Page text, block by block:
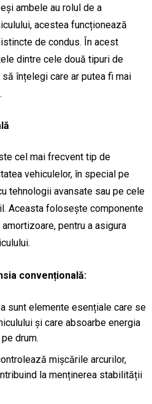
ambele au rolul de a
acestea funcționează
de condus. În acest
dintre cele două tipuri de
înțelegi care ar putea fi mai
cel mai frecvent tip de
vehiculelor, în special pe
tehnologii avansate sau pe cele
Aceasta folosește componente
pentru a asigura
convențională:
sunt elemente esențiale care se
și care absoarbe energia
drum.
mișcările arcurilor,
la menținerea stabilității